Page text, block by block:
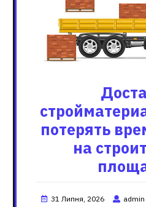
потерять
на
31 Липня, 2026 admin